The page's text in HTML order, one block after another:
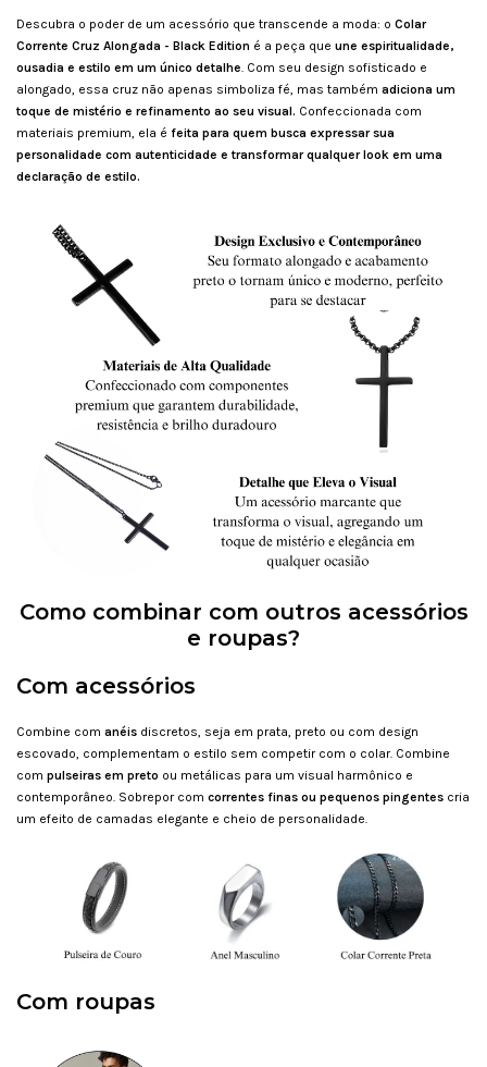
Descubra o poder de um acessório que transcende a moda: o Colar
Corrente Cruz Alongada - Black Edition é a peça que une espiritualidade,
ousadia e estilo em um único detalhe . Com seu design sofisticado e
alongado, essa cruz não apenas simboliza fé, mas também adiciona um
toque de mistério e refinamento ao seu visual. Confeccionada com
materiais premium, ela é feita para quem busca expressar sua
personalidade com autenticidade e transformar qualquer look em uma
declaração de estilo.
Como combinar com outros acessórios
e roupas?
Com acessórios
Combine com anéis discretos, seja em prata, preto ou com design
escovado, complementam o estilo sem competir com o colar. Combine
com pulseiras em preto ou metálicas para um visual harmônico e
contemporâneo. Sobrepor com correntes finas ou pequenos pingentes cria
um efeito de camadas elegante e cheio de personalidade.
Com roupas